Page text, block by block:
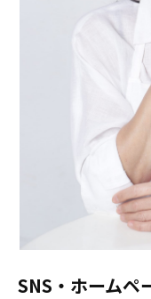
SNS・ホームペ